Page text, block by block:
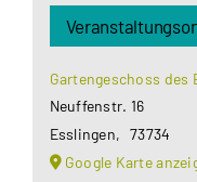
Gartengeschoss des
Neuffenstr. 16
Esslingen, 73734
Google Karte